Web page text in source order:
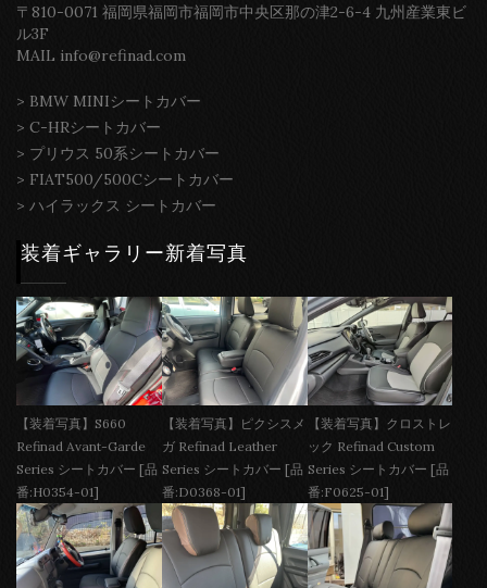
〒810-0071 福岡県福岡市福岡市中央区那の津2-6-4 九州産業東ビ
ル3F
MAIL info@refinad.com
> BMW MINIシートカバー
> C-HRシートカバー
> プリウス 50系シートカバー
> FIAT500/500Cシートカバー
> ハイラックス シートカバー
装着ギャラリー新着写真
【装着写真】S660
Refinad Avant-Garde
Series シートカバー [品
番:H0354-01]
【装着写真】ピクシスメ
ガ Refinad Leather
Series シートカバー [品
番:D0368-01]
【装着写真】クロストレ
ック Refinad Custom
Series シートカバー [品
番:F0625-01]